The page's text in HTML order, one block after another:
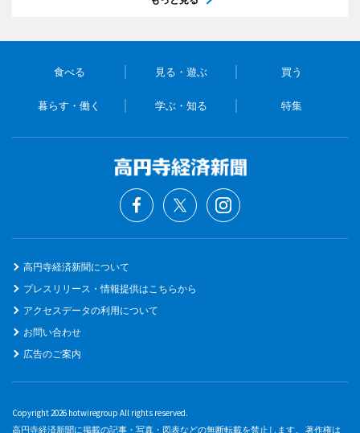
食べる 見る・遊ぶ 買う
暮らす・働く 学ぶ・知る 特集
高円寺経済新聞について
プレスリリース・情報提供はこちらから
アクセスデータの利用について
お問い合わせ
広告のご案内
Copyright 2026 hotwiregroup All rights reserved.
高円寺経済新聞に掲載の記事・写真・図表などの無断転載を禁止します。 著作権は